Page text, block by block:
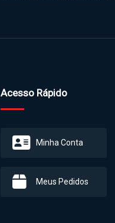
Acesso Rápido
Minha Conta
Meus Pedidos